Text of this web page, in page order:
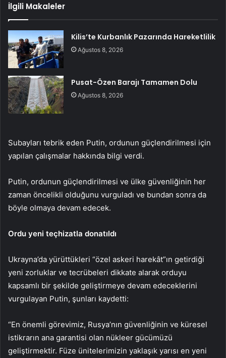
İlgili Makaleler
Kilis’te Kurbanlık Pazarında Hareketlilik
Ağustos 8, 2026
Pusat-Özen Barajı Tamamen Dolu
Ağustos 8, 2026
Subayları tebrik eden Putin, ordunun güçlendirilmesi için
yapılan çalışmalar hakkında bilgi verdi.
Putin, ordunun güçlendirilmesi ve ülke güvenliğinin her
zaman öncelikli olduğunu vurguladı ve bundan sonra da
böyle olmaya devam edecek.
Ordu yeni teçhizatla donatıldı
Ukrayna’da yürüttükleri “özel askeri harekât”ın getirdiği
yeni zorluklar ve tecrübeleri dikkate alarak orduyu
kapsamlı bir şekilde geliştirmeye devam edeceklerini
vurgulayan Putin, şunları kaydetti:
“En önemli görevimiz, Rusya’nın güvenliğinin ve küresel
istikrarın ana garantisi olan nükleer gücümüzü
geliştirmektir. Füze ünitelerimizin yaklaşık yarısı en yeni